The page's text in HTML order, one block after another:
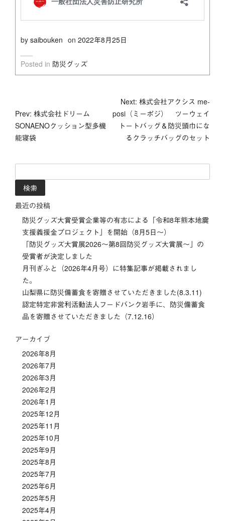
by saibouken on 2022年8月25日
Posted in 防災グッズ
稿
ナ
ビ
ゲ
ー
シ
ョ
ン
Prev: 株式会社ドリーム
SONAENOクッション型多機
能寝袋
Next: 株式会社アクシス me-
posi（ミーポジ） ツーウェイ
トートバッグ＆防災頭巾にな
るクラッチバッグのセット
索:
最近の投稿
防災グッズ大賞受賞企業等の有志による「令和8年熊本地震
支援義援金プロジェクト」を開始（8月5日～）
「防災グッズ⼤賞展2026〜第8回防災グッズ⼤賞展〜」の
受賞者が決定しました
月刊ぎふと（2026年4月号）に特集記事が掲載されまし
た。
山梨県に防災備蓄食を寄贈させていただきました(8.3.11)
認定特定非営利活動法人フードバンク岩手に、防災備蓄食
品を寄贈させていただきました（7.12.16）
アーカイブ
2026年8月
2026年7月
2026年3月
2026年2月
2026年1月
2025年12月
2025年11月
2025年10月
2025年9月
2025年8月
2025年7月
2025年6月
2025年5月
2025年4月